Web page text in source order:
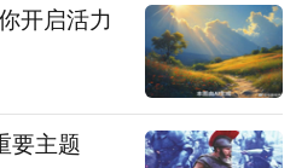
开启活力
要主题